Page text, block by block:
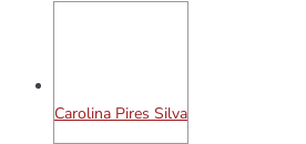
Carolina Pires Silva